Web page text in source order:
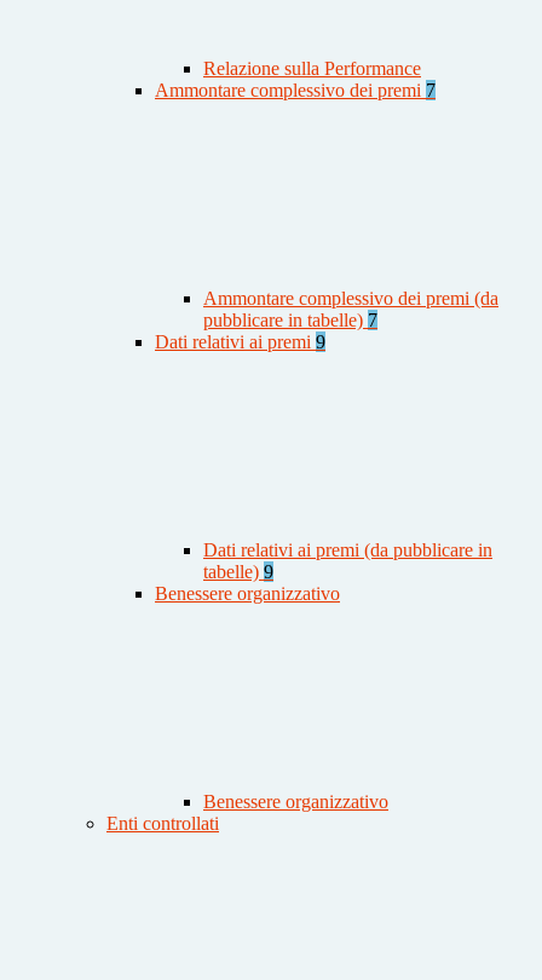
Relazione sulla Performance
Ammontare complessivo dei premi 7
Ammontare complessivo dei premi (da
pubblicare in tabelle) 7
Dati relativi ai premi 9
Dati relativi ai premi (da pubblicare in
tabelle) 9
Benessere organizzativo
Benessere organizzativo
Enti controllati